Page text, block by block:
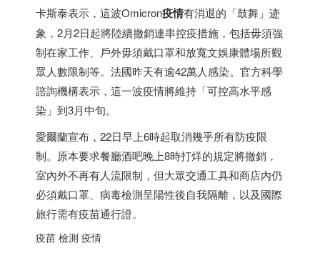
卡斯泰表示，這波Omicron疫情有消退的「鼓舞」迹
象，2月2日起將陸續撤銷連串控疫措施，包括毋須強
制在家工作、戶外毋須戴口罩和放寬文娛康體場所觀
眾人數限制等。法國昨天有逾42萬人感染。官方科學
諮詢機構表示，這一波疫情將維持「可控高水平感
染」到3月中旬。
愛爾蘭宣布，22日早上6時起取消幾乎所有防疫限
制。原本要求餐廳酒吧晚上8時打烊的規定將撤銷，
室內外不再有人流限制，但大眾交通工具和商店內仍
必須戴口罩、病毒檢測呈陽性後自我隔離，以及國際
旅行需有疫苗通行證。
疫苗 檢測 疫情